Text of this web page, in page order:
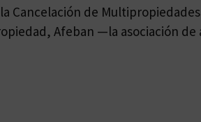
Cancelación de
Afeban —la asociación